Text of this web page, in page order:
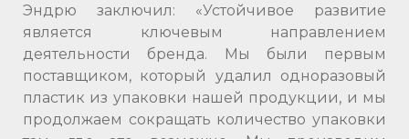
Эндрю заключил: «Устойчивое развитие
является ключевым направлением
деятельности бренда. Мы были первым
поставщиком, который удалил одноразовый
пластик из упаковки нашей продукции, и мы
продолжаем сокращать количество упаковки